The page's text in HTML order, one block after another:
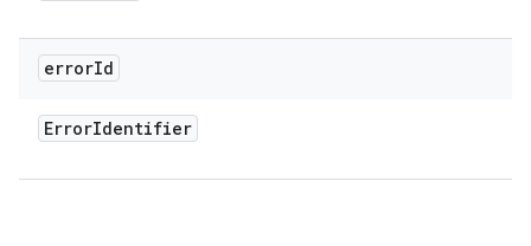
errorId
ErrorIdentifier